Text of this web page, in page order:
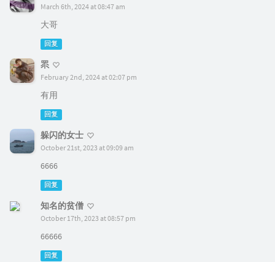
March 6th, 2024 at 08:47 am
大哥
回复
眔
February 2nd, 2024 at 02:07 pm
有用
回复
躲闪的女士
October 21st, 2023 at 09:09 am
6666
回复
知名的贫僧
October 17th, 2023 at 08:57 pm
66666
回复